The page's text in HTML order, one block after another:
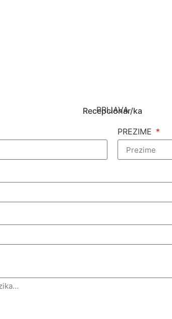
PRIJAVA
Recepcionar/ka
PREZIME